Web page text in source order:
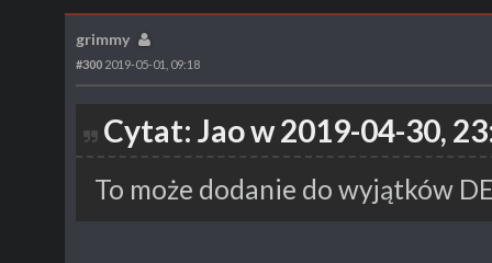
grimmy
#300 2019-05-01, 09:18
Cytat: Jao w 2019-04-30,
To może dodanie do wyjątków